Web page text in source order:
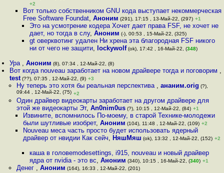
+2
Вот только собственником GNU кода выступает некоммерческая
Free Software Foundat, Аноним (291), 17:15 , 13-Май-22, (297) +1
Это на усмотрение кодера Хочет дает права FSF, не хочет не
дает, но тогда в слу,Аноним (-), 00:53 , 15-Май-22, (325)
gt оверквотинг удален Ни хрена эта благородная FSF никого
ни от чего не защити, lockywolf(ok), 17:42 , 16-Май-22, (348)
Ура ,Аноним (8), 07:34 , 12-Май-22, (8)
Вот когда nouveau заработает на новом драйвере тогда и поговорим ,
test (??), 07:35 , 12-Май-22, (9) +3
Ну теперь это хотя бы реальная перспектива , ананим.orig (?),
09:44 , 12-Май-22, (75) +2
Один драйвер видеокарты заработает на другом драйвере для
этой же видеокарты Эт, An0nim0us(?), 10:15 , 12-Май-22, (84) +1
Извините, вспомнилось По-моему, в старой Технике-молодежи
были шутливые изобрет, Аноним (104), 11:48 , 12-Май-22, (109) +2
Nouveau меса часть просто будет использовать ядерный
драйвер от нвидии Как сейч, НяшМяш (ok), 13:32 , 12-Май-22, (152) +2
каша в головеmodesettings, i915, nouveau и новый драйвер
ядра от nvidia - это вс,Аноним (340), 10:15 , 16-Май-22, (340) +1
Денег , Аноним (164), 16:33 , 12-Май-22, (201)